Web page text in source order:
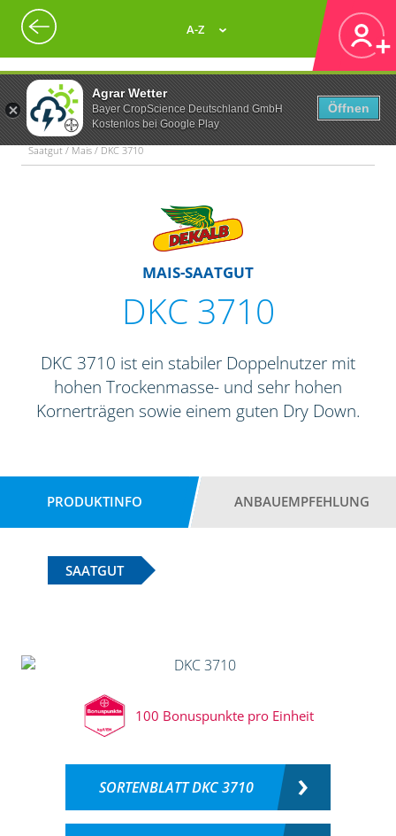
Agrar Wetter
Bayer CropScience Deutschland GmbH
Kostenlos bei Google Play
Öffnen
A-Z
Saatgut / Mais / DKC 3710
MAIS-SAATGUT
DKC 3710
DKC 3710 ist ein stabiler Doppelnutzer mit
hohen Trockenmasse- und sehr hohen
Kornerträgen sowie einem guten Dry Down.
PRODUKTINFO ANBAUEMPFEHLUNG
SAATGUT
100 Bonuspunkte pro Einheit
SORTENBLATT DKC 3710